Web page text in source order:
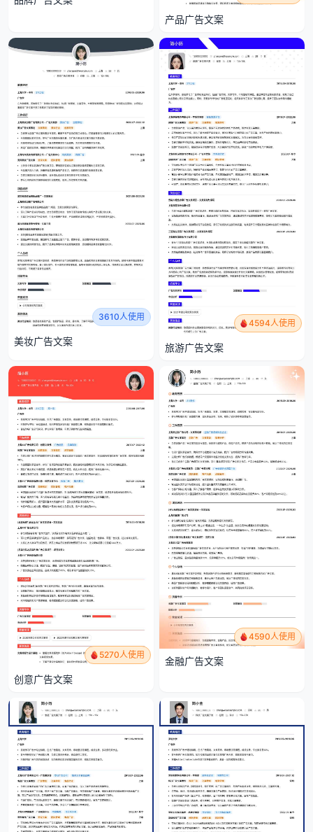
产品广告文案
3610人使用
美妆广告文案
4594人使用
旅游广告文案
5270人使用
创意广告文案
4590人使用
金融广告文案